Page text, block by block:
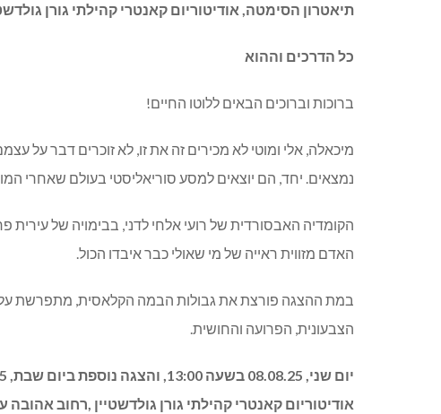
תיאטרון הסימטה, אודיטוריום קאנטרי קהילתי גורן
כל הדרכים וההוא
ברוכות וברוכים הבאים ללוטו החיים!
מיכאלה, אלי ומוטי לא מכירים זה את זו, לא זוכרים דבר על
נמצאים. יחד, הם יוצאים למסע סוריאליסטי בעולם שאחרי
הקומדיה האבסורדית של רועי אלחי לדני, בבימויה של עירית
האדם מזווית ראייה של מי שאולי כבר איבדו הכול.
במת ההצגה פורצת את גבולות הבמה הקלאסית, מתפרשת על
הצבעונית, הפרועה והחושית.
אודיטוריום קאנטרי קהילתי גורן גולדשטיין ,רחוב אהובה